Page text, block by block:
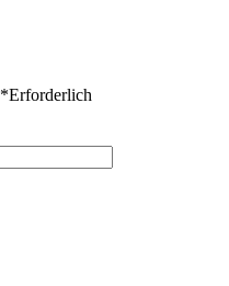
*Erforderlich